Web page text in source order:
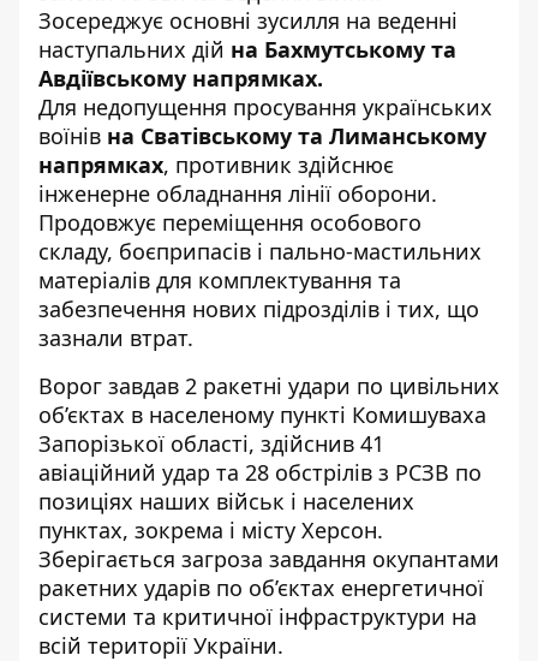
Зосереджує основні зусилля на веденні
наступальних дій на Бахмутському та
Авдіївському напрямках.
Для недопущення просування українських
воїнів на Сватівському та Лиманському
напрямках, противник здійснює
інженерне обладнання лінії оборони.
Продовжує переміщення особового
складу, боєприпасів і пально-мастильних
матеріалів для комплектування та
забезпечення нових підрозділів і тих, що
зазнали втрат.
Ворог завдав 2 ракетні удари по цивільних
об’єктах в населеному пункті Комишуваха
Запорізької області, здійснив 41
авіаційний удар та 28 обстрілів з РСЗВ по
позиціях наших військ і населених
пунктах, зокрема і місту Херсон.
Зберігається загроза завдання окупантами
ракетних ударів по об’єктах енергетичної
системи та критичної інфраструктури на
всій території України.